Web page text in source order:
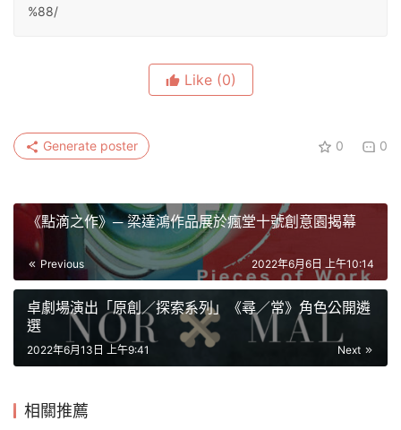
%88/
Like (0)
0 0
Generate poster
《‎點滴之作》─ 梁達鴻作品展於瘋堂十號創意園揭幕
Previous 2022年6月6日 上午10:14
卓劇場演出「原創／探索系列」《尋／常》角色公開遴
選
Next
2022年6月13日 上午9:41
相關推薦